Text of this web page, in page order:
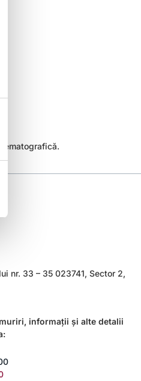
nr. 33 – 35 023741, Sector 2,
informații și alte detalii